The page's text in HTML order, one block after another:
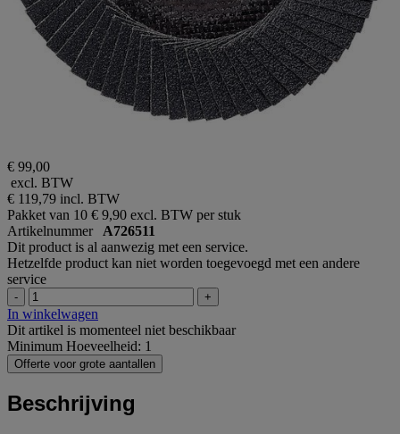
€ 99,00
excl. BTW
€ 119,79 incl. BTW
Pakket van 10 € 9,90 excl. BTW per stuk
Artikelnummer A726511
Dit product is al aanwezig met een service.
Hetzelfde product kan niet worden toegevoegd met een andere
service
- +
In winkelwagen
Dit artikel is momenteel niet beschikbaar
Minimum Hoeveelheid: 1
Offerte voor grote aantallen
Beschrijving